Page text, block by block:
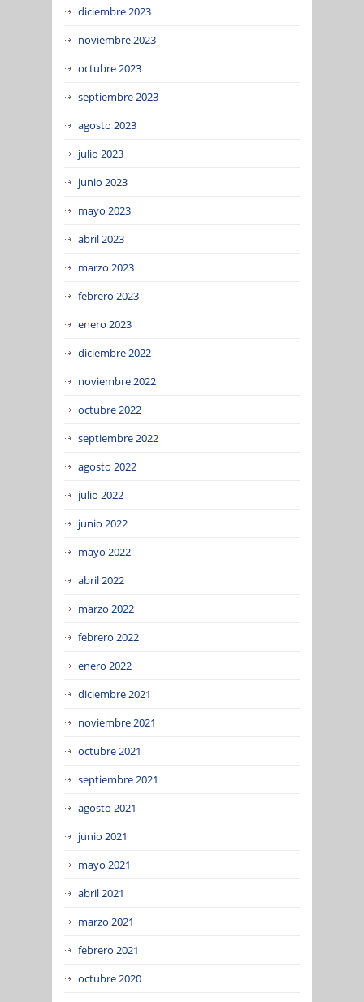
diciembre 2023
noviembre 2023
octubre 2023
septiembre 2023
agosto 2023
julio 2023
junio 2023
mayo 2023
abril 2023
marzo 2023
febrero 2023
enero 2023
diciembre 2022
noviembre 2022
octubre 2022
septiembre 2022
agosto 2022
julio 2022
junio 2022
mayo 2022
abril 2022
marzo 2022
febrero 2022
enero 2022
diciembre 2021
noviembre 2021
octubre 2021
septiembre 2021
agosto 2021
junio 2021
mayo 2021
abril 2021
marzo 2021
febrero 2021
octubre 2020